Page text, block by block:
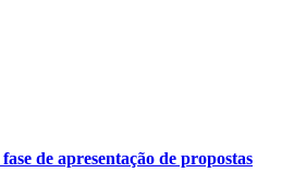
de apresentação de propostas